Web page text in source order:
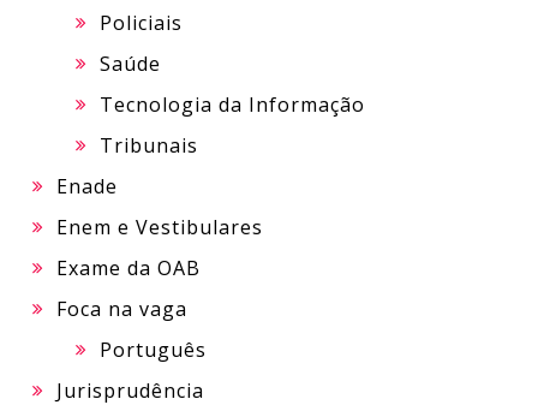
Policiais
Saúde
Tecnologia da Informação
Tribunais
Enade
Enem e Vestibulares
Exame da OAB
Foca na vaga
Português
Jurisprudência